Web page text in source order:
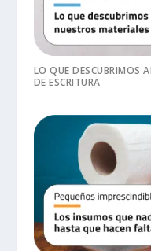
LO QUE DESCUBRIMOS
DE ESCRITURA